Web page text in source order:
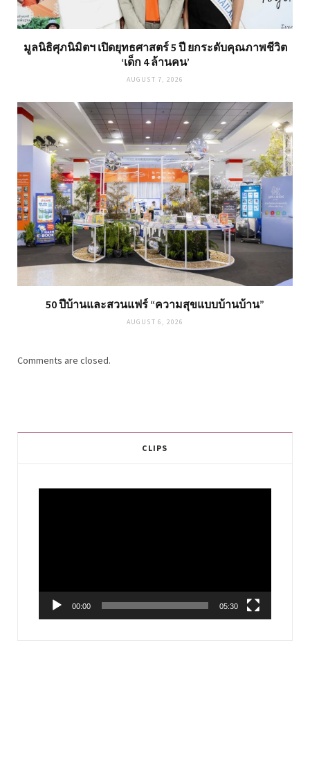
มูลนิธิศุภนิมิตฯ เปิดยุทธศาสตร์ 5 ปี ยกระดับคุณภาพชีวิต
‘เด็ก 4 ล้านคน’
AUGUST 7, 2026
50 ปีบ้านและสวนแฟร์ “ความสุขแบบบ้านบ้าน”
AUGUST 6, 2026
Comments are closed.
CLIPS
00:00 05:30